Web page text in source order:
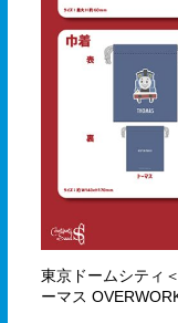
東京ドームシティ
ーマス